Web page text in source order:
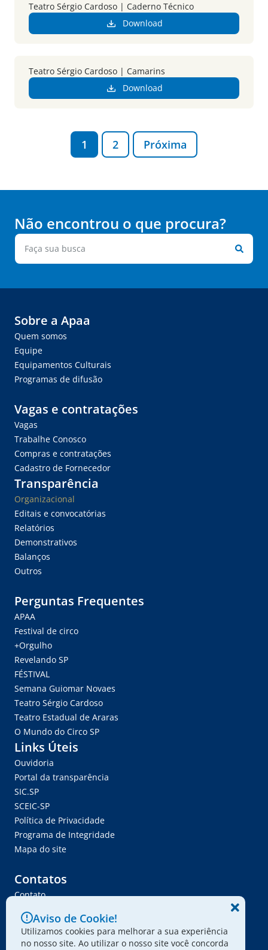
Teatro Sérgio Cardoso | Caderno Técnico
Download
Teatro Sérgio Cardoso | Camarins
Download
1 2 Próxima
Não encontrou o que procura?
Sobre a Apaa
Quem somos
Equipe
Equipamentos Culturais
Programas de difusão
Vagas e contratações
Vagas
Trabalhe Conosco
Compras e contratações
Cadastro de Fornecedor
Transparência
Organizacional
Editais e convocatórias
Relatórios
Demonstrativos
Balanços
Outros
Perguntas Frequentes
APAA
Festival de circo
+Orgulho
Revelando SP
FÉSTIVAL
Semana Guiomar Novaes
Teatro Sérgio Cardoso
Teatro Estadual de Araras
O Mundo do Circo SP
Links Úteis
Ouvidoria
Portal da transparência
SIC.SP
SCEIC-SP
Política de Privacidade
Programa de Integridade
Mapa do site
Contatos
Contato
Trabalhe Conosco
Ser Fornecedor
Envie seu projeto
Aviso de Cookie!
Utilizamos cookies para melhorar a sua experiência
no nosso site. Ao utilizar o nosso site você concorda